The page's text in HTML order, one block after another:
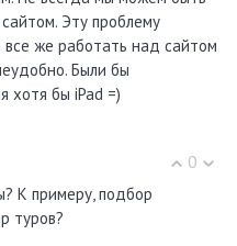
Эту проблему
же работать над сайтом
Были бы
хотя бы iPad =)
0
К примеру, подбор
туров?